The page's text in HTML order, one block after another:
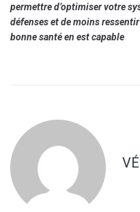
permettre d’optimiser votre
défenses et de moins
bonne santé en est capable